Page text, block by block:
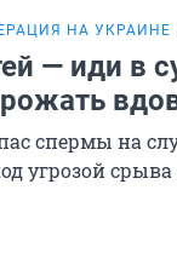
НА УКРАИНЕ
— иди в
спермы на
угрозой